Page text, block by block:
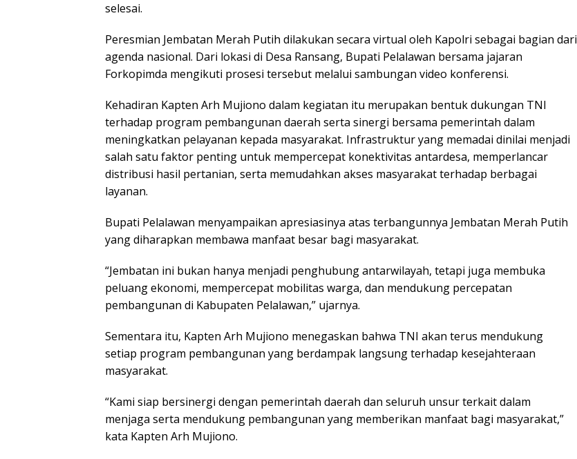
selesai.
Peresmian Jembatan Merah Putih dilakukan secara virtual oleh Kapolri sebagai bagian dari
agenda nasional. Dari lokasi di Desa Ransang, Bupati Pelalawan bersama jajaran
Forkopimda mengikuti prosesi tersebut melalui sambungan video konferensi.
Kehadiran Kapten Arh Mujiono dalam kegiatan itu merupakan bentuk dukungan TNI
terhadap program pembangunan daerah serta sinergi bersama pemerintah dalam
meningkatkan pelayanan kepada masyarakat. Infrastruktur yang memadai dinilai menjadi
salah satu faktor penting untuk mempercepat konektivitas antardesa, memperlancar
distribusi hasil pertanian, serta memudahkan akses masyarakat terhadap berbagai
layanan.
Bupati Pelalawan menyampaikan apresiasinya atas terbangunnya Jembatan Merah Putih
yang diharapkan membawa manfaat besar bagi masyarakat.
“Jembatan ini bukan hanya menjadi penghubung antarwilayah, tetapi juga membuka
peluang ekonomi, mempercepat mobilitas warga, dan mendukung percepatan
pembangunan di Kabupaten Pelalawan,” ujarnya.
Sementara itu, Kapten Arh Mujiono menegaskan bahwa TNI akan terus mendukung
setiap program pembangunan yang berdampak langsung terhadap kesejahteraan
masyarakat.
“Kami siap bersinergi dengan pemerintah daerah dan seluruh unsur terkait dalam
menjaga serta mendukung pembangunan yang memberikan manfaat bagi masyarakat,”
kata Kapten Arh Mujiono.